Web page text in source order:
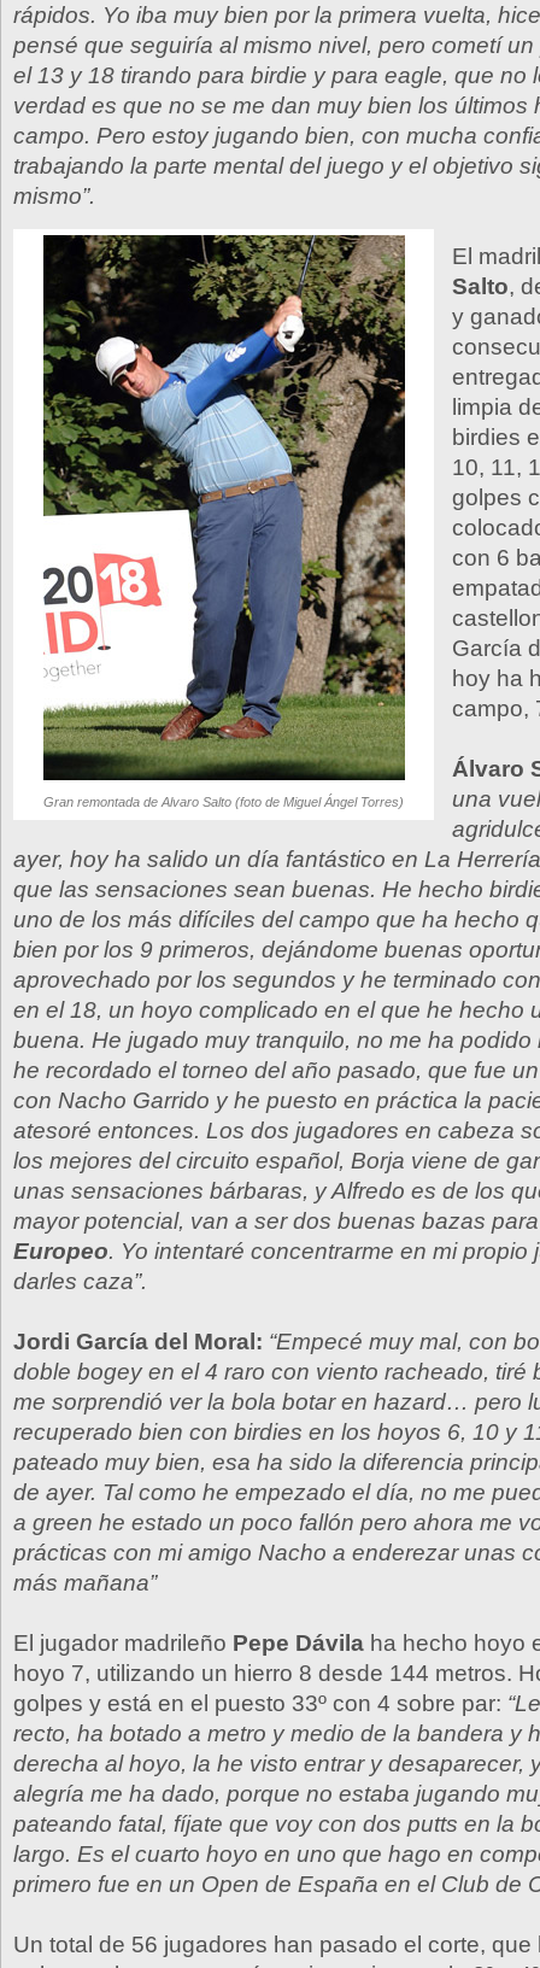
rápidos. Yo iba muy bien por la primera vuelta,
pensé que seguiría al mismo nivel, pero cometí
el 13 y 18 tirando para birdie y para eagle, que no
verdad es que no se me dan muy bien los últimos
campo. Pero estoy jugando bien, con mucha
trabajando la parte mental del juego y el objetivo
mismo”.
Gran remontada de Alvaro Salto (foto de Miguel Ángel Torres)
El
Salto,
y
limpia
birdies
10, 11,
golpes
con 6
García
hoy ha
campo,
Álvaro
una
ayer, hoy ha salido un día fantástico en La
que las sensaciones sean buenas. He hecho
uno de los más difíciles del campo que ha hecho
bien por los 9 primeros, dejándome buenas
aprovechado por los segundos y he terminado
en el 18, un hoyo complicado en el que he hecho
buena. He jugado muy tranquilo, no me ha podido
he recordado el torneo del año pasado, que fue
con Nacho Garrido y he puesto en práctica la
atesoré entonces. Los dos jugadores en cabeza
los mejores del circuito español, Borja viene de
unas sensaciones bárbaras, y Alfredo es de los
mayor potencial, van a ser dos buenas bazas
Europeo. Yo intentaré concentrarme en mi propio
darles caza”.
Jordi García del Moral: “Empecé muy mal, con
doble bogey en el 4 raro con viento racheado, tiré
me sorprendió ver la bola botar en hazard… pero
recuperado bien con birdies en los hoyos 6, 10 y
pateado muy bien, esa ha sido la diferencia
de ayer. Tal como he empezado el día, no me
a green he estado un poco fallón pero ahora me
prácticas con mi amigo Nacho a enderezar unas
más mañana”
El jugador madrileño Pepe Dávila ha hecho hoyo
hoyo 7, utilizando un hierro 8 desde 144 metros.
golpes y está en el puesto 33º con 4 sobre par:
recto, ha botado a metro y medio de la bandera y
derecha al hoyo, la he visto entrar y desaparecer,
alegría me ha dado, porque no estaba jugando
pateando fatal, fíjate que voy con dos putts en la
largo. Es el cuarto hoyo en uno que hago en
primero fue en un Open de España en el Club de
Un total de 56 jugadores han pasado el corte,